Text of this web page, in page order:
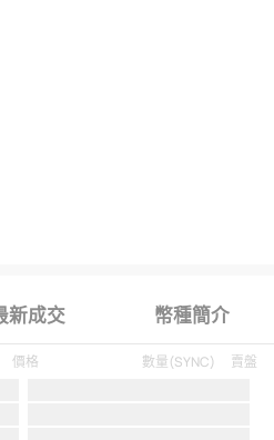
新成交 幣種簡介
價格 賣盤
數量(SYNC)